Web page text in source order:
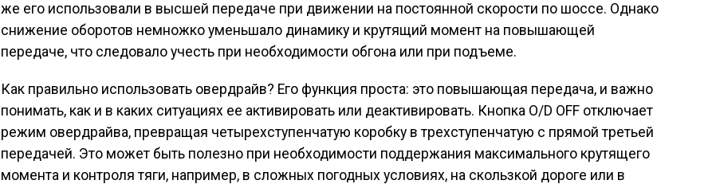
же его использовали в высшей передаче при движении на постоянной скорости по шоссе. Однако
снижение оборотов немножко уменьшало динамику и крутящий момент на повышающей
передаче, что следовало учесть при необходимости обгона или при подъеме.
Как правильно использовать овердрайв? Его функция проста: это повышающая передача, и важно
понимать, как и в каких ситуациях ее активировать или деактивировать. Кнопка O/D OFF отключает
режим овердрайва, превращая четырехступенчатую коробку в трехступенчатую с прямой третьей
передачей. Это может быть полезно при необходимости поддержания максимального крутящего
момента и контроля тяги, например, в сложных погодных условиях, на скользкой дороге или в